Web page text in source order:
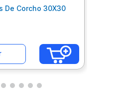
De Corcho 30X30